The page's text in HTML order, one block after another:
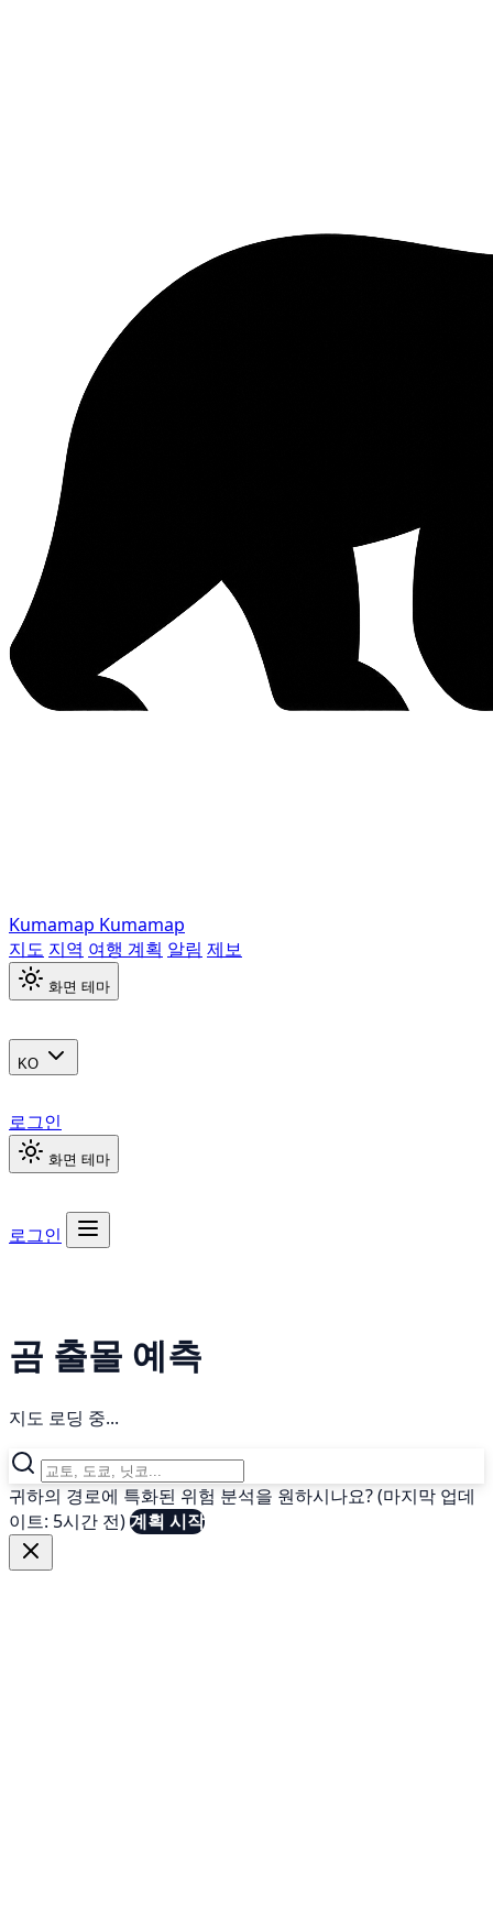
Kumamap Kumamap
지도 지역 여행 계획 알림 제보
화면 테마
KO
로그인
화면 테마
로그인
곰 출몰 예측
지도 로딩 중...
귀하의 경로에 특화된 위험 분석을 원하시나요? (마지막 업데
이트: 5시간 전)계획 시작